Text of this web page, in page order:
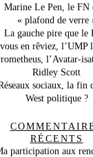
Marine Le Pen, le FN
« plafond de verre
La gauche pire que le
vous en rêviez, l’UMP
l’Avatar-
Ridley Scott
sociaux, la fin
West politique ?
RÉCENTS
participation aux